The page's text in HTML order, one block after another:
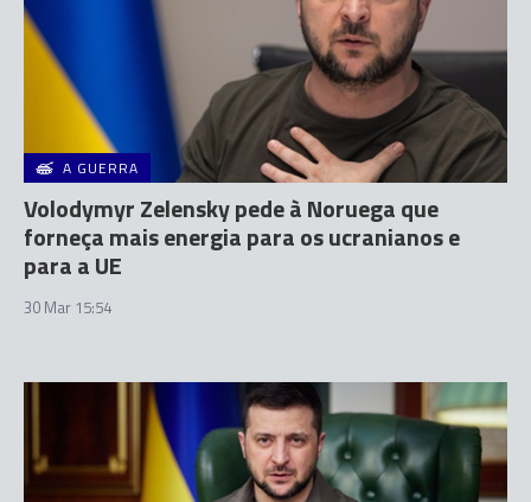
A GUERRA
Volodymyr Zelensky pede à Noruega que
forneça mais energia para os ucranianos e
para a UE
30 Mar 15:54